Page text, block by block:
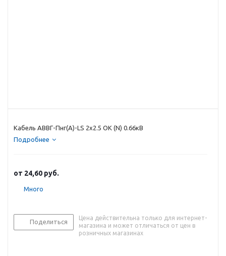
Кабель АВВГ-Пнг(А)-LS 2х2.5 ОК (N) 0.66кВ
Подробнее
от 24,60 руб.
Много
Поделиться
Цена действительна только для интернет-
магазина и может отличаться от цен в
розничных магазинах